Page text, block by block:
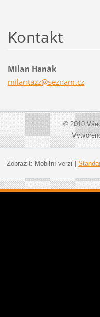
Kontakt
Milan Hanák
milantazz@seznam.cz
© 2010
Zobrazit: Mobilní verzi